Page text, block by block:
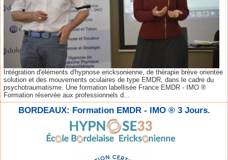
Intégration d'éléments d'hypnose ericksonienne, de thérapie brève orientée
solution et des mouvements oculaires de type EMDR, dans le cadre du
psychotraumatisme. Une formation labellisée France EMDR - IMO ®
Formation réservée aux professionnels d...
BORDEAUX: Formation EMDR - IMO ® 3 Jours.